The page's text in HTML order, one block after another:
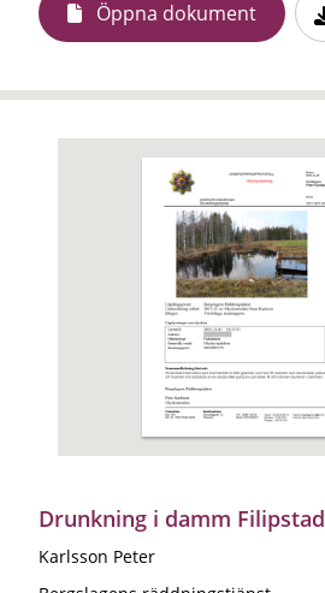
Öppna dokument
Drunkning i damm Filipstad
Karlsson Peter